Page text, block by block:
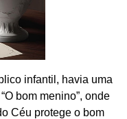
infantil, havia uma
bom menino”, onde
Céu protege o bom